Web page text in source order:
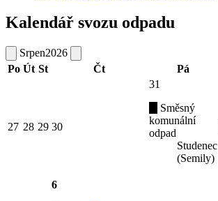
Kalendář svozu odpadu
Srpen2026
Po Út St Čt Pá
27 28 29 30
31
Směsný
komunální
odpad
Studenec
(Semily)
6